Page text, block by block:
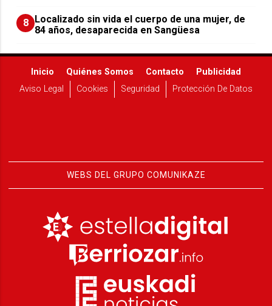
8
Localizado sin vida el cuerpo de una mujer, de
84 años, desaparecida en Sangüesa
Inicio Quiénes Somos Contacto
Publicidad
Aviso Legal
Cookies Seguridad Protección De Datos
WEBS DEL GRUPO COMUNIKAZE